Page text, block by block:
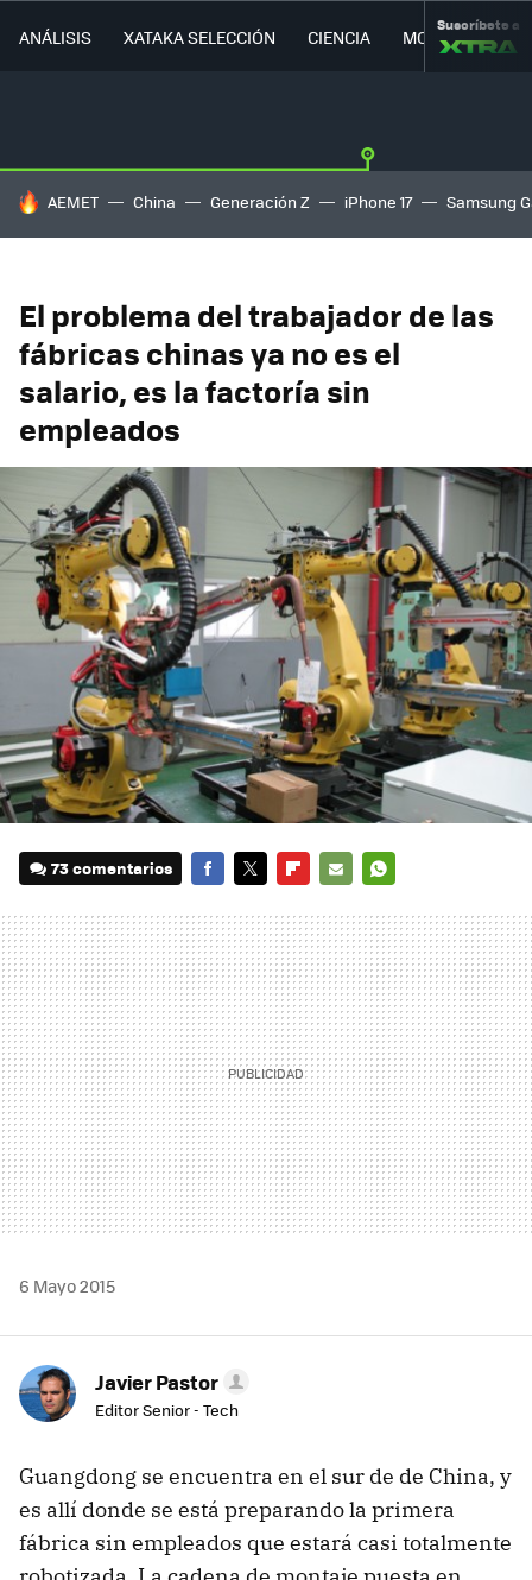
ANÁLISIS XATAKA SELECCIÓN CIENCIA MOVILIDAD
Suscríbete a
HOY SE HABLA DE
AEMET China Generación Z iPhone 17 Samsung
El problema del trabajador de las
fábricas chinas ya no es el
salario, es la factoría sin
empleados
73 comentarios
MAIL
6 Mayo 2015
Javier Pastor
Editor Senior - Tech
Guangdong se encuentra en el sur de de China, y
es allí donde se está preparando la primera
fábrica sin empleados que estará casi totalmente